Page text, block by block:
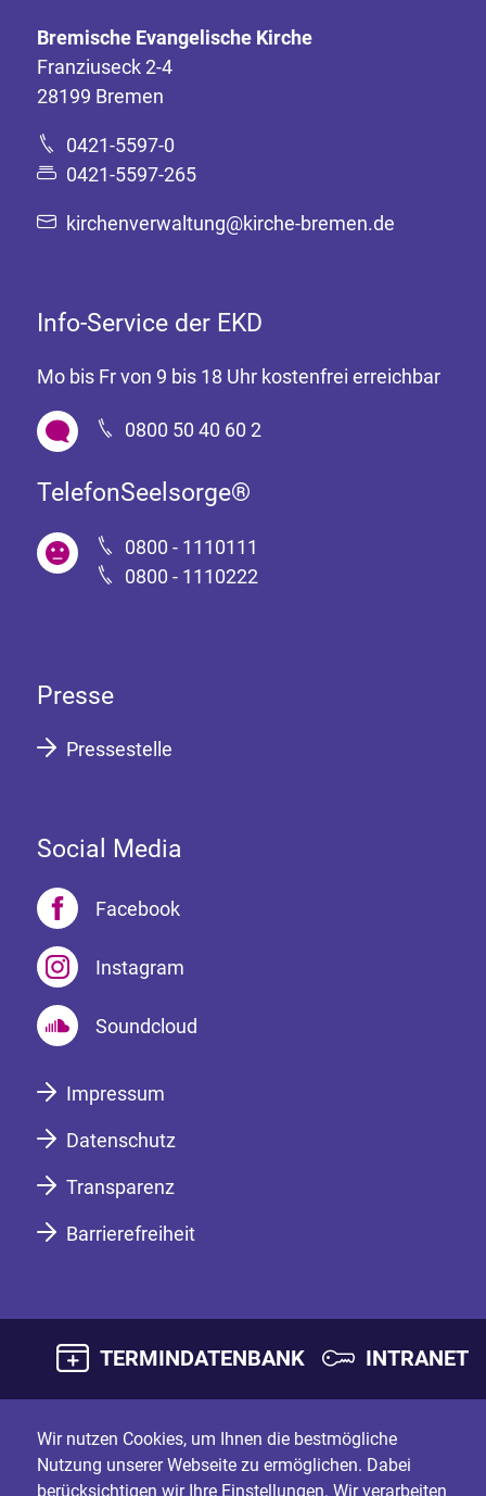
Bremische Evangelische Kirche
Franziuseck 2-4
28199 Bremen
0421-5597-0
0421-5597-265
kirchenverwaltung@kirche-bremen.de
Info-Service der EKD
Mo bis Fr von 9 bis 18 Uhr kostenfrei erreichbar
0800 50 40 60 2
TelefonSeelsorge®
0800 - 1110111
0800 - 1110222
Presse
Pressestelle
Social Media
Facebook
Instagram
Soundcloud
Impressum
Datenschutz
Transparenz
Barrierefreiheit
TERMINDATENBANK INTRANET
Wir nutzen Cookies, um Ihnen die bestmögliche
Nutzung unserer Webseite zu ermöglichen. Dabei
berücksichtigen wir Ihre Einstellungen. Wir verarbeiten